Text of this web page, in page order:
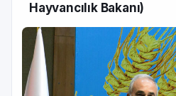
Hayvancılık Bakanı)